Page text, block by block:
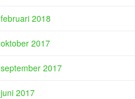
februari 2018
oktober 2017
september 2017
juni 2017